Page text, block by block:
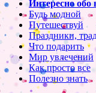
Интересно обо
Будь модной
Путешествуй
Праздники,
Что подарить
Мир увлечений
Как просто все
Полезно знать